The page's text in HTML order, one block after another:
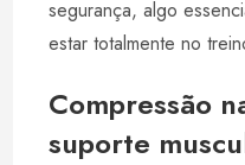
segurança, algo
estar totalmente no
Compressão
suporte